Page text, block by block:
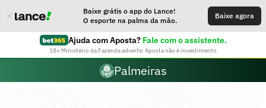
Baixe grátis o app do Lance!
O esporte na palma da mão.
Baixe agora
Ajuda com Aposta? Fale com o assistente.
18+ Ministério da Fazenda adverte: Aposta não é investimento
Palmeiras